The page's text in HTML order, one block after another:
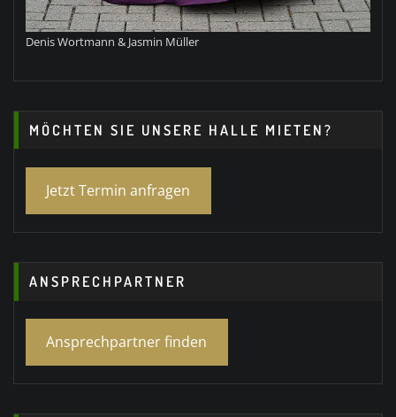
Denis Wortmann & Jasmin Müller
MÖCHTEN SIE UNSERE HALLE MIETEN?
Jetzt Termin anfragen
ANSPRECHPARTNER
Ansprechpartner finden